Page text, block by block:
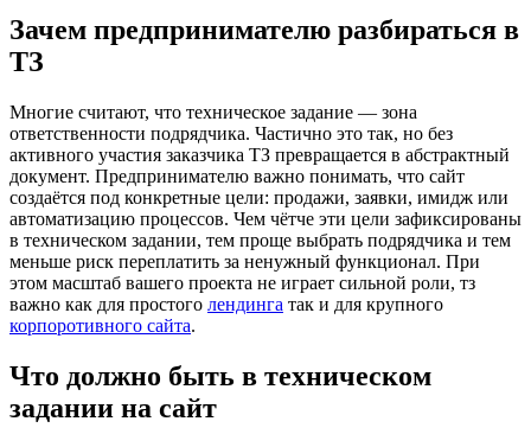
Зачем предпринимателю разбираться в
ТЗ
Многие считают, что техническое задание — зона
ответственности подрядчика. Частично это так, но без
активного участия заказчика ТЗ превращается в абстрактный
документ. Предпринимателю важно понимать, что сайт
создаётся под конкретные цели: продажи, заявки, имидж или
автоматизацию процессов. Чем чётче эти цели зафиксированы
в техническом задании, тем проще выбрать подрядчика и тем
меньше риск переплатить за ненужный функционал. При
этом масштаб вашего проекта не играет сильной роли, тз
важно как для простого лендинга так и для крупного
корпоротивного сайта.
Что должно быть в техническом
задании на сайт